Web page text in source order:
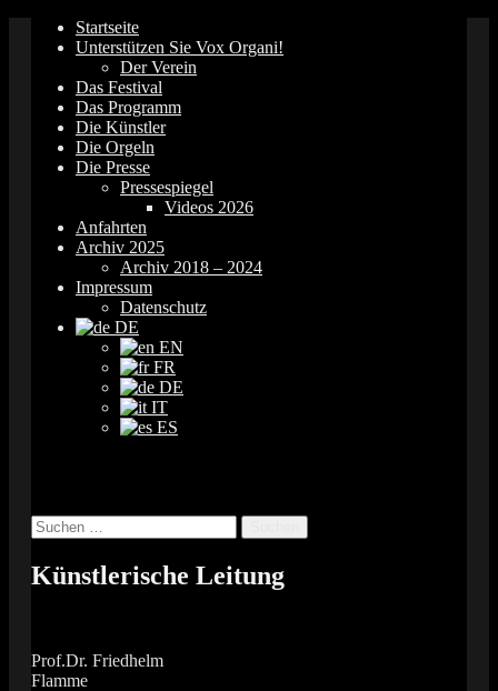
Springe
zum
Startseite
Unterstützen Sie Vox Organi!
Der Verein
Das Festival
Das Programm
Die Künstler
Die Orgeln
Die Presse
Pressespiegel
Videos 2026
Anfahrten
Archiv 2025
Archiv 2018 – 2024
Impressum
Datenschutz
DE
EN
FR
DE
IT
ES
Suchen
nach:
Künstlerische Leitung
Prof.Dr. Friedhelm
Flamme